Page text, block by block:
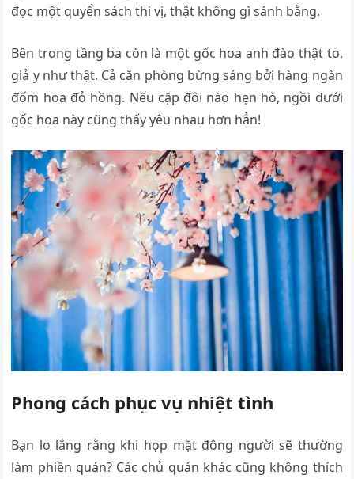
đọc một quyển sách thi vị, thật không gì sánh bằng.
Bên trong tầng ba còn là một gốc hoa anh đào thật to,
giả y như thật. Cả căn phòng bừng sáng bởi hàng ngàn
đốm hoa đỏ hồng. Nếu cặp đôi nào hẹn hò, ngồi dưới
gốc hoa này cũng thấy yêu nhau hơn hẳn!
Phong cách phục vụ nhiệt tình
Bạn lo lắng rằng khi họp mặt đông người sẽ thường
làm phiền quán? Các chủ quán khác cũng không thích